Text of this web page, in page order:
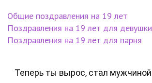
Общие поздравления на 19 лет
Поздравления на 19 лет для девушки
Поздравления на 19 лет для парня
Теперь ты вырос, стал мужчиной